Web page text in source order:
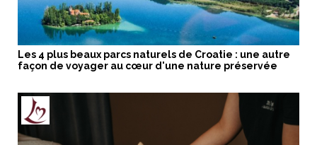
Les 4 plus beaux parcs naturels de Croatie : une autre
façon de voyager au cœur d'une nature préservée